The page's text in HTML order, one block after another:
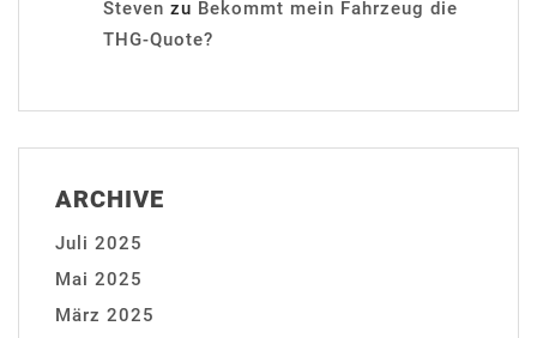
Steven zu Bekommt mein Fahrzeug die
THG-Quote?
ARCHIVE
Juli 2025
Mai 2025
März 2025